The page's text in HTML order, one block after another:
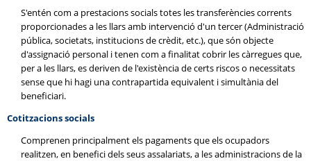
S'entén com a prestacions socials totes les transferències corrents
proporcionades a les llars amb intervenció d'un tercer (Administració
pública, societats, institucions de crèdit, etc.), que són objecte
d'assignació personal i tenen com a finalitat cobrir les càrregues que,
per a les llars, es deriven de l'existència de certs riscos o necessitats
sense que hi hagi una contrapartida equivalent i simultània del
beneficiari.
Cotitzacions socials
Comprenen principalment els pagaments que els ocupadors
realitzen, en benefici dels seus assalariats, a les administracions de la